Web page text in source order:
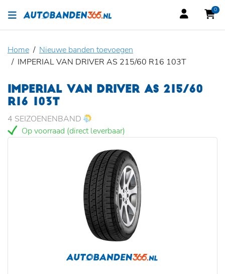
0
Home
Nieuwe banden toevoegen
IMPERIAL VAN DRIVER AS 215/60 R16 103T
IMPERIAL VAN DRIVER AS 215/60
R16 103T
4 SEIZOENENBAND
Op voorraad (direct leverbaar)